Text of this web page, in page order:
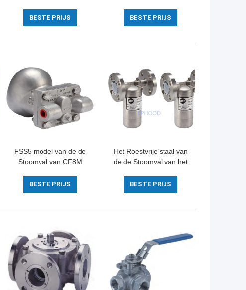
Nauwkeurige Meting
BESTE PRIJS
Differentiële Druk met
Verre
BESTE PRIJS
FSS5 model van de de
Stoomval van CF8M
Roestvrije staalmateriaal
BESTE PRIJS
Het Roestvrije staal van
de de Stoomval van het
DSC voor het
Condenseren van Water
BESTE PRIJS